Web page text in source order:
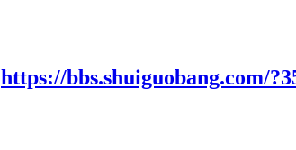
https://bbs.shuiguobang.com/